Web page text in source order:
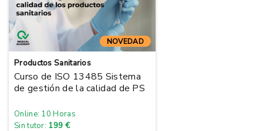
NOVEDAD
Productos Sanitarios
Curso de ISO 13485 Sistema
de gestión de la calidad de PS
Online: 10 Horas
Sin tutor: 199 €